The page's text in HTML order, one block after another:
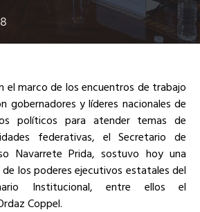
el marco de los encuentros de trabajo
gobernadores y líderes nacionales de
políticos para atender temas de
federativas, el Secretario de
Navarrete Prida, sostuvo hoy una
los poderes ejecutivos estatales del
Institucional, entre ellos el
Coppel.